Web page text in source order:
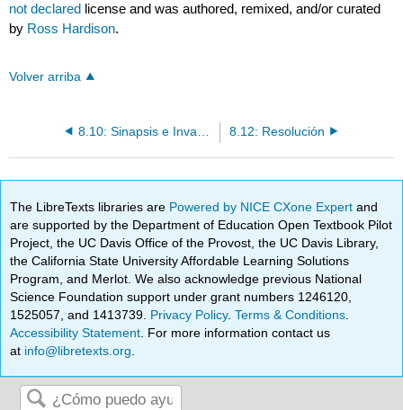
not declared license and was authored, remixed, and/or curated
by Ross Hardison.
Volver arriba
8.12: Resolución
The LibreTexts libraries are Powered by NICE CXone Expertand
are supported by the Department of Education Open Textbook Pilot
Project, the UC Davis Office of the Provost, the UC Davis Library,
the California State University Affordable Learning Solutions
Program, and Merlot. We also acknowledge previous National
Science Foundation support under grant numbers 1246120,
1525057, and 1413739. Privacy Policy.Terms & Conditions
Accessibility Statement . For more information contact us
at info@libretexts.org